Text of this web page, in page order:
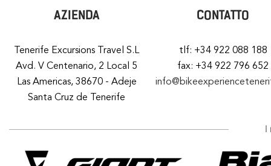
AZIENDA
Tenerife Excursions Travel S.L
Avd. V Centenario, 2 Local 5
Las Americas, 38670 - Adeje
Santa Cruz de Tenerife
CONTATTO
tlf: +34 922 088 188
fax: +34 922 796 652
I